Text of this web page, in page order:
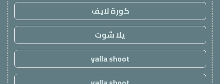
كورة لايف
يلا شوت
yalla shoot